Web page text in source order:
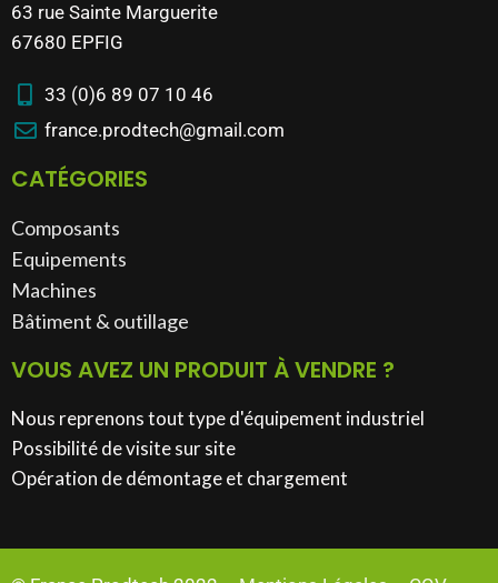
63 rue Sainte Marguerite
67680 EPFIG
33 (0)6 89 07 10 46
france.prodtech@gmail.com
CATÉGORIES
Composants
Equipements
Machines
Bâtiment & outillage​
VOUS AVEZ UN PRODUIT À VENDRE ?
Nous reprenons tout type d'équipement industriel
Possibilité de visite sur site
Opération de démontage et chargement